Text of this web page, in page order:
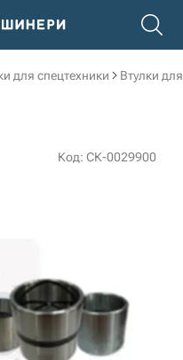
для спецтехники Втулки
Код: СК-0029900